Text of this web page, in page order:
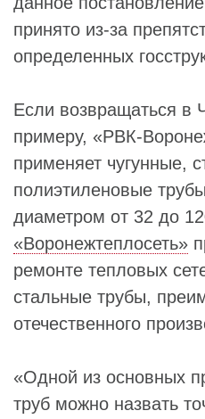
принято из-за
определенных
Если возвращаться в
примеру, «РВК-
применяет чугунные,
полиэтиленовые
диаметром от 32 до
«Воронежтеплосеть»
ремонте тепловых
стальные трубы,
отечественного
«Одной из основных
труб можно назвать